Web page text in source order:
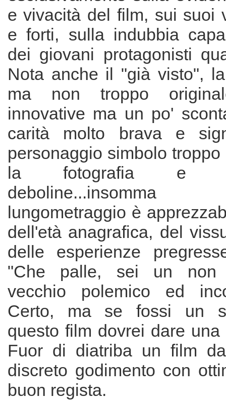
e vivacità del film, sui suoi
e forti, sulla indubbia
dei giovani protagonisti
Nota anche il "già visto",
ma non troppo
innovative ma un po'
carità molto brava e
personaggio simbolo
la fotografia e
lungometraggio è
dell'età anagrafica, del
delle esperienze
"Che palle, sei un non
vecchio polemico ed
Certo, ma se fossi un
questo film dovrei dare
Fuor di diatriba un film
discreto godimento con
buon regista.